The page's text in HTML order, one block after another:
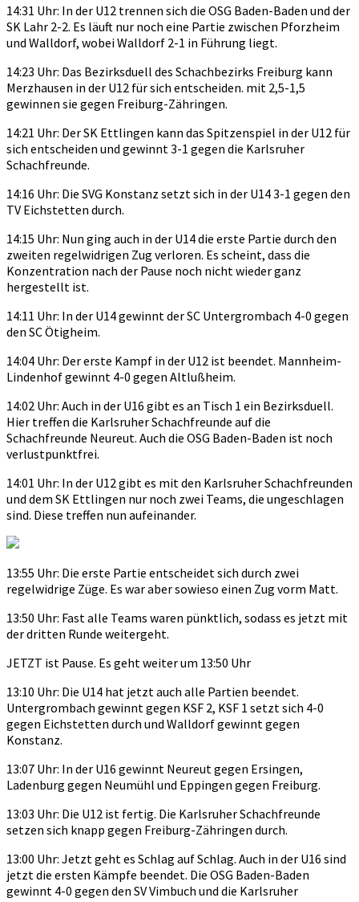
14:31 Uhr: In der U12 trennen sich die OSG Baden-Baden und der
SK Lahr 2-2. Es läuft nur noch eine Partie zwischen Pforzheim
und Walldorf, wobei Walldorf 2-1 in Führung liegt.
14:23 Uhr: Das Bezirksduell des Schachbezirks Freiburg kann
Merzhausen in der U12 für sich entscheiden. mit 2,5-1,5
gewinnen sie gegen Freiburg-Zähringen.
14:21 Uhr: Der SK Ettlingen kann das Spitzenspiel in der U12 für
sich entscheiden und gewinnt 3-1 gegen die Karlsruher
Schachfreunde.
14:16 Uhr: Die SVG Konstanz setzt sich in der U14 3-1 gegen den
TV Eichstetten durch.
14:15 Uhr: Nun ging auch in der U14 die erste Partie durch den
zweiten regelwidrigen Zug verloren. Es scheint, dass die
Konzentration nach der Pause noch nicht wieder ganz
hergestellt ist.
14:11 Uhr: In der U14 gewinnt der SC Untergrombach 4-0 gegen
den SC Ötigheim.
14:04 Uhr: Der erste Kampf in der U12 ist beendet. Mannheim-
Lindenhof gewinnt 4-0 gegen Altlußheim.
14:02 Uhr: Auch in der U16 gibt es an Tisch 1 ein Bezirksduell.
Hier treffen die Karlsruher Schachfreunde auf die
Schachfreunde Neureut. Auch die OSG Baden-Baden ist noch
verlustpunktfrei.
14:01 Uhr: In der U12 gibt es mit den Karlsruher Schachfreunden
und dem SK Ettlingen nur noch zwei Teams, die ungeschlagen
sind. Diese treffen nun aufeinander.
13:55 Uhr: Die erste Partie entscheidet sich durch zwei
regelwidrige Züge. Es war aber sowieso einen Zug vorm Matt.
13:50 Uhr: Fast alle Teams waren pünktlich, sodass es jetzt mit
der dritten Runde weitergeht.
JETZT ist Pause. Es geht weiter um 13:50 Uhr
13:10 Uhr: Die U14 hat jetzt auch alle Partien beendet.
Untergrombach gewinnt gegen KSF 2, KSF 1 setzt sich 4-0
gegen Eichstetten durch und Walldorf gewinnt gegen
Konstanz.
13:07 Uhr: In der U16 gewinnt Neureut gegen Ersingen,
Ladenburg gegen Neumühl und Eppingen gegen Freiburg.
13:03 Uhr: Die U12 ist fertig. Die Karlsruher Schachfreunde
setzen sich knapp gegen Freiburg-Zähringen durch.
13:00 Uhr: Jetzt geht es Schlag auf Schlag. Auch in der U16 sind
jetzt die ersten Kämpfe beendet. Die OSG Baden-Baden
gewinnt 4-0 gegen den SV Vimbuch und die Karlsruher